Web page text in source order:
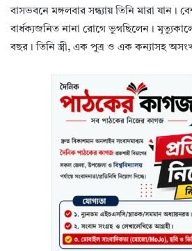
বাসভবনে মঙ্গলবার সন্ধ্যায় তিনি মারা যান।
বার্ধক্যজনিত নানা রোগে ভুগছিলেন।
বছর। তিনি স্ত্রী, এক পুত্র ও এক কন্যাসহ